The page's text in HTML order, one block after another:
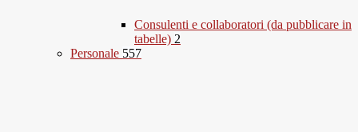
Consulenti e collaboratori (da pubblicare in
tabelle) 2
Personale 557